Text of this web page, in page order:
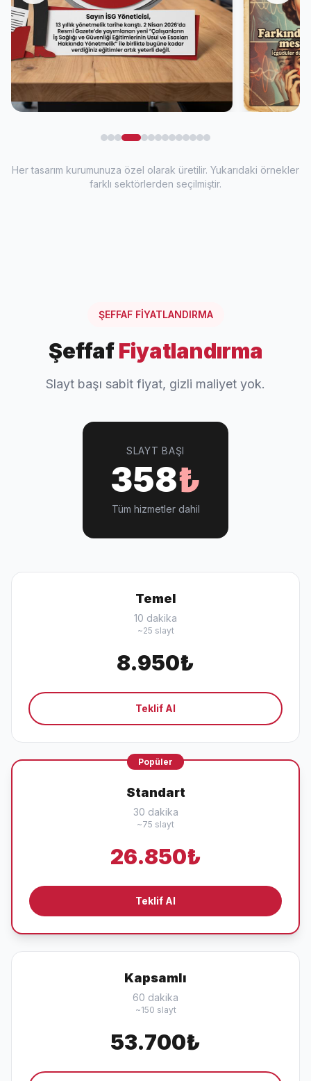
Her tasarım kurumunuza özel olarak üretilir. Yukarıdaki örnekler
farklı sektörlerden seçilmiştir.
ŞEFFAF FİYATLANDIRMA
ŞeffafFiyatlandırma
Slayt başı sabit fiyat, gizli maliyet yok.
SLAYT BAŞI
358₺
Tüm hizmetler dahil
Temel
10 dakika
~25 slayt
8.950₺
Teklif Al
Popüler
Standart
30 dakika
~75 slayt
26.850₺
Teklif Al
Kapsamlı
60 dakika
~150 slayt
53.700₺